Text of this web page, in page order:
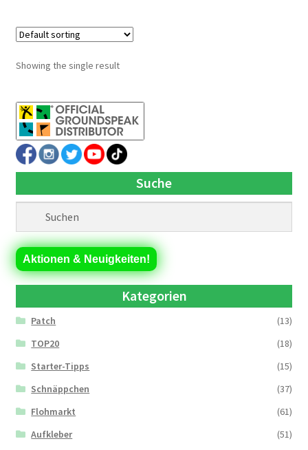
Showing the single result
Suche
Aktionen & Neuigkeiten!
Kategorien
Patch
(13)
TOP20
(18)
Starter-Tipps
(15)
Schnäppchen
(37)
Flohmarkt
(61)
Aufkleber
(51)